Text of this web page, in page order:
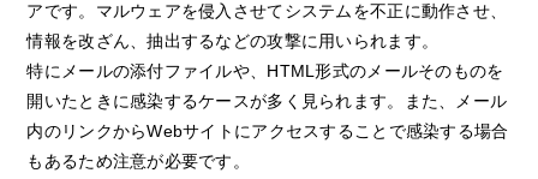
アです。マルウェアを侵入させてシステムを不正に動作させ、
情報を改ざん、抽出するなどの攻撃に用いられます。
特にメールの添付ファイルや、HTML形式のメールそのものを
開いたときに感染するケースが多く見られます。また、メール
内のリンクからWebサイトにアクセスすることで感染する場合
もあるため注意が必要です。